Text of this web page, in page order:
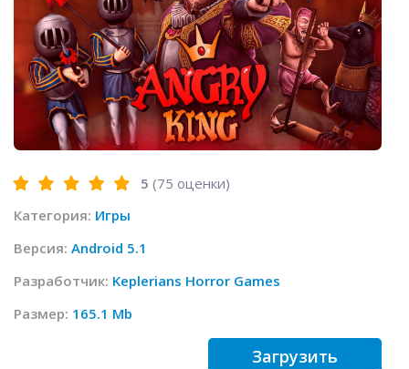
5 (75 оценки)
Категория: Игры
Версия: Android 5.1
Разработчик: Keplerians Horror Games
Размер: 165.1 Mb
Загрузить